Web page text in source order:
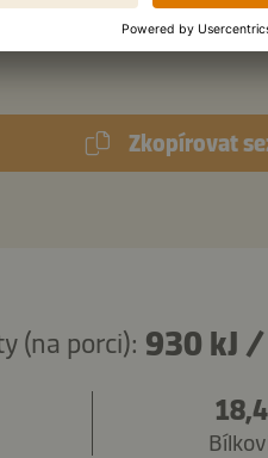
listů
Zkopírovat
(na porci): 930 kJ /